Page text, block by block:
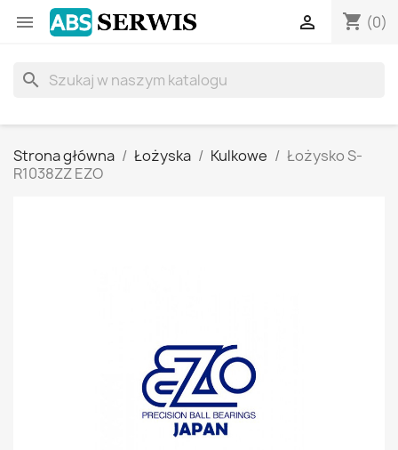
 shopping_cart (0)

search
Strona główna Łożyska Kulkowe
Łożysko S-
R1038ZZ EZO